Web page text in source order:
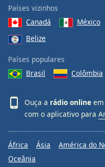
Países vizinhos
Canadá
México
Belize
Países populares
Brasil
Colômbia
Ouça a rádio online
com o aplicativo para
África Ásia América do
Oceânia